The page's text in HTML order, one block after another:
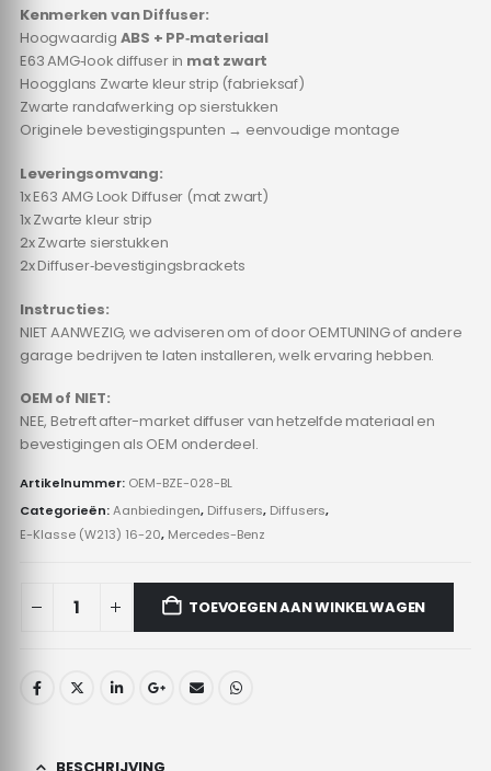
Kenmerken van Diffuser:
Hoogwaardig ABS + PP‑materiaal
E63 AMG‑look diffuser in mat zwart
Hoogglans Zwarte kleur strip (fabrieksaf)
Zwarte randafwerking op sierstukken
Originele bevestigingspunten → eenvoudige montage
Leveringsomvang:
1x E63 AMG Look Diffuser (mat zwart)
1x Zwarte kleur strip
2x Zwarte sierstukken
2x Diffuser‑bevestigingsbrackets
Instructies:
NIET AANWEZIG, we adviseren om of door OEMTUNING of andere
garage bedrijven te laten installeren, welk ervaring hebben.
OEM of NIET:
NEE, Betreft after-market diffuser van hetzelfde materiaal en
bevestigingen als OEM onderdeel.
Artikelnummer: OEM-BZE-028-BL
Categorieën:Aanbiedingen, Diffusers, Diffusers,
E-Klasse (W213) 16-20, Mercedes-Benz
TOEVOEGEN AAN WINKELWAGEN